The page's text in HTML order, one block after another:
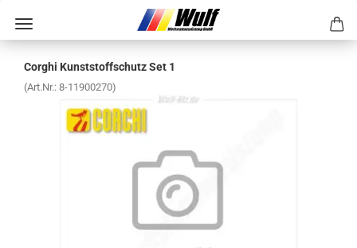
Cor­ghi Kunst­stoff­schutz Set 1
(Art.Nr.: 8-​11900270)